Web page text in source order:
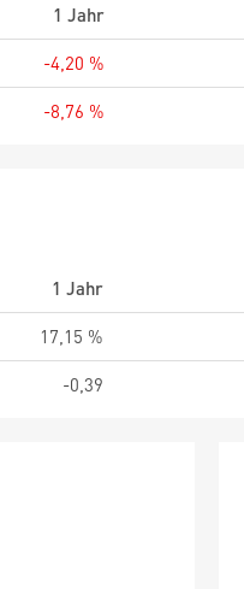
1 Jahr
-4,20 %
-8,76 %
1 Jahr
17,15 %
-0,39